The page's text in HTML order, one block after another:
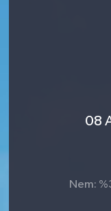
08
Nem: